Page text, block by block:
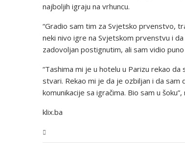
najboljih igraju na vrhuncu.
“Gradio sam tim za Svjetsko prvenstvo,
neki nivo igre na Svjetskom prvenstvu i
zadovoljan postignutim, ali sam vidio
“Tashima mi je u hotelu u Parizu rekao
stvari. Rekao mi je da je ozbiljan i da
komunikacije sa igračima. Bio sam u
klix.ba